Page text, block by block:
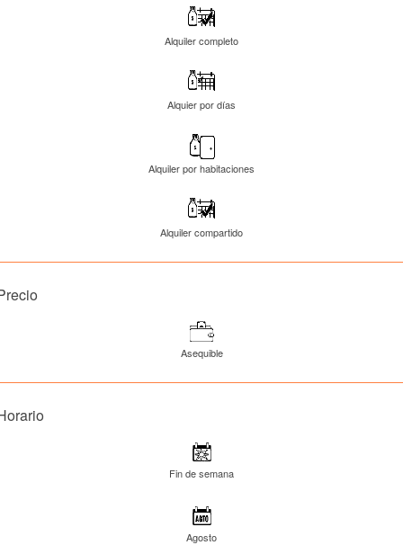
Alquiler completo
Alquier por días
Alquiler por habitaciones
Alquiler compartido
Asequible
Fin de semana
Agosto